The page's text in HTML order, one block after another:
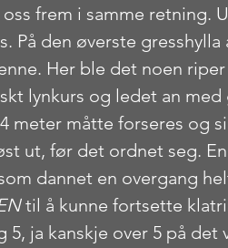
frem i samme retning.
På den øverste
Her ble det noen riper
lynkurs og ledet an
meter måtte forseres og
ut, før det ordnet seg.
dannet en overgang
til å kunne fortsette
ja kanskje over 5 på det